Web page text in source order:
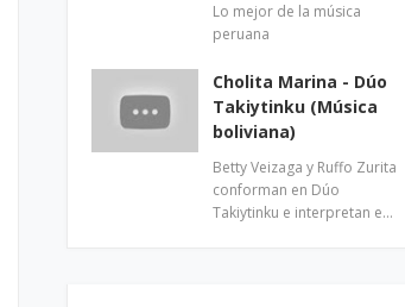
Lo mejor de la música
peruana
Cholita Marina - Dúo
Takiytinku (Música
boliviana)
Betty Veizaga y Ruffo Zurita
conforman en Dúo
Takiytinku e interpretan e…